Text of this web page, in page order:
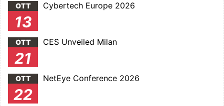
OTT
13
Cybertech Europe 2026
OTT
21
CES Unveiled Milan
OTT
22
NetEye Conference 2026